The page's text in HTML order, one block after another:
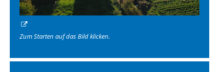
Zum Starten auf das Bild klicken.